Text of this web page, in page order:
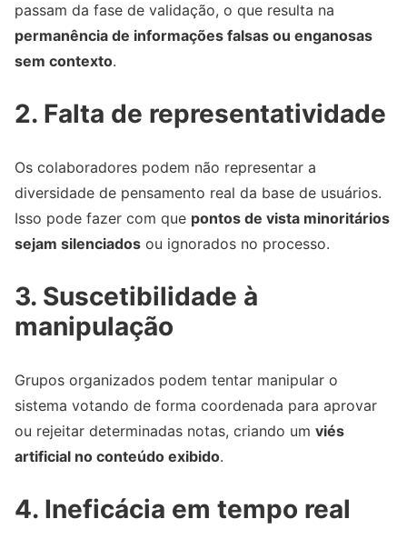
passam da fase de validação, o que resulta na
permanência de informações falsas ou enganosas
sem contexto.
2. Falta de representatividade
Os colaboradores podem não representar a
diversidade de pensamento real da base de usuários.
Isso pode fazer com que pontos de vista minoritários
sejam silenciados ou ignorados no processo.
3. Suscetibilidade à
manipulação
Grupos organizados podem tentar manipular o
sistema votando de forma coordenada para aprovar
ou rejeitar determinadas notas, criando um viés
artificial no conteúdo exibido.
4. Ineficácia em tempo real